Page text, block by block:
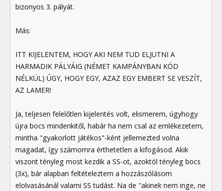
bizonyos 3. pályát.
Más:
ITT KIJELENTEM, HOGY AKI NEM TUD ELJUTNI A
HARMADIK PÁLYÁIG (NÉMET KAMPÁNYBAN KÓD
NÉLKÜL) ÚGY, HOGY EGY, AZAZ EGY EMBERT SE VESZÍT,
AZ LAMER!
Ja, teljesen felelőtlen kijelentés volt, elismerem, úgyhogy
újra bocs mindenkitől, habár ha nem csal az emlékezetem,
mintha "gyakorlott játékos"-ként jellemezted volna
magadat, így számomra érthetetlen a kifogásod. Akik
viszont tényleg most kezdik a SS-ot, azoktól tényleg bocs
(3x), bár alapban feltételeztem a hozzászólásom
elolvasásánál valami SS tudást. Na de "akinek nem inge, ne